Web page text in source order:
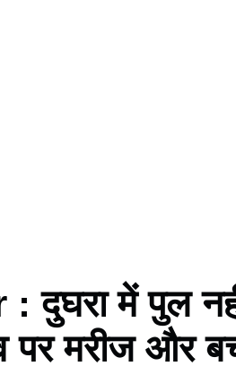
में पुल
पर मरीज और